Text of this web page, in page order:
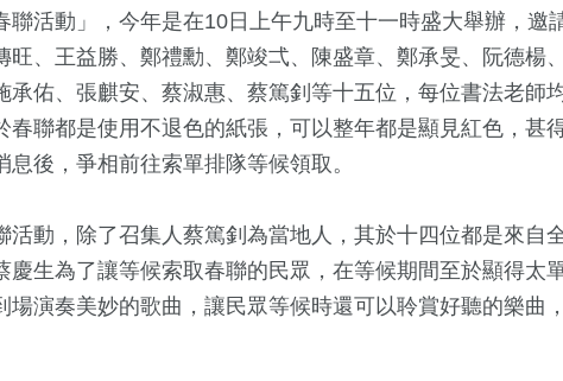
聯活動」，今年是在10日上午九時至十一時盛大舉辦，邀
旺、王益勝、鄭禮勳、鄭竣弌、陳盛章、鄭承旻、阮德楊
承佑、張麒安、蔡淑惠、蔡篤釗等十五位，每位書法老師
春聯都是使用不退色的紙張，可以整年都是顯見紅色，甚
後，爭相前往索單排隊等候領取。
活動，除了召集人蔡篤釗為當地人，其於十四位都是來自
慶生為了讓等候索取春聯的民眾，在等候期間至於顯得太
場演奏美妙的歌曲，讓民眾等候時還可以聆賞好聽的樂曲
+
委選戰
3+
海峽論壇專區
0+ 19+
56 +
運動
168+
財經及消費